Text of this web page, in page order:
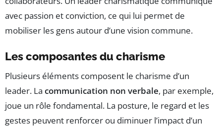
avec passion et conviction, ce qui lui permet de
mobiliser les gens autour d’une vision commune.
Les composantes du charisme
Plusieurs éléments composent le charisme d’un
leader. La communication non verbale, par exemple,
joue un rôle fondamental. La posture, le regard et les
gestes peuvent renforcer ou diminuer l’impact d’un